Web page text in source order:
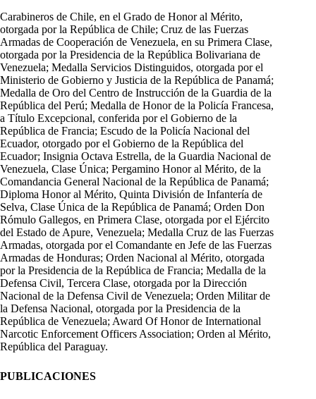
Carabineros de Chile, en el Grado de Honor al Mérito,
otorgada por la República de Chile; Cruz de las Fuerzas
Armadas de Cooperación de Venezuela, en su Primera Clase,
otorgada por la Presidencia de la República Bolivariana de
Venezuela; Medalla Servicios Distinguidos, otorgada por el
Ministerio de Gobierno y Justicia de la República de Panamá;
Medalla de Oro del Centro de Instrucción de la Guardia de la
República del Perú; Medalla de Honor de la Policía Francesa,
a Título Excepcional, conferida por el Gobierno de la
República de Francia; Escudo de la Policía Nacional del
Ecuador, otorgado por el Gobierno de la República del
Ecuador; Insignia Octava Estrella, de la Guardia Nacional de
Venezuela, Clase Única; Pergamino Honor al Mérito, de la
Comandancia General Nacional de la República de Panamá;
Diploma Honor al Mérito, Quinta División de Infantería de
Selva, Clase Única de la República de Panamá; Orden Don
Rómulo Gallegos, en Primera Clase, otorgada por el Ejército
del Estado de Apure, Venezuela; Medalla Cruz de las Fuerzas
Armadas, otorgada por el Comandante en Jefe de las Fuerzas
Armadas de Honduras; Orden Nacional al Mérito, otorgada
por la Presidencia de la República de Francia; Medalla de la
Defensa Civil, Tercera Clase, otorgada por la Dirección
Nacional de la Defensa Civil de Venezuela; Orden Militar de
la Defensa Nacional, otorgada por la Presidencia de la
República de Venezuela; Award Of Honor de International
Narcotic Enforcement Officers Association; Orden al Mérito,
República del Paraguay.
PUBLICACIONES